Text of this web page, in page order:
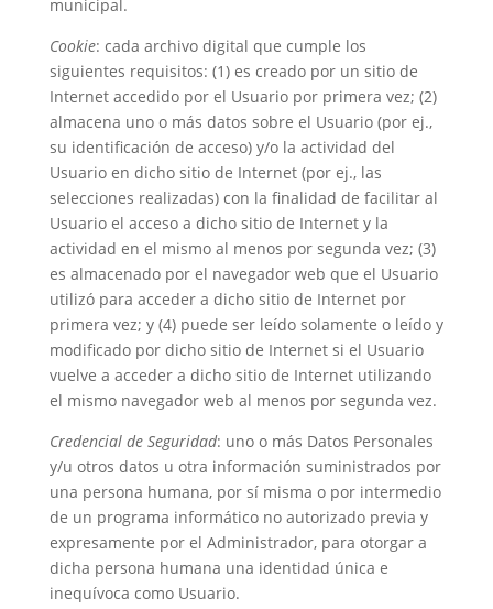
municipal.
Cookie: cada archivo digital que cumple los
siguientes requisitos: (1) es creado por un sitio de
Internet accedido por el Usuario por primera vez; (2)
almacena uno o más datos sobre el Usuario (por ej.,
su identificación de acceso) y/o la actividad del
Usuario en dicho sitio de Internet (por ej., las
selecciones realizadas) con la finalidad de facilitar al
Usuario el acceso a dicho sitio de Internet y la
actividad en el mismo al menos por segunda vez; (3)
es almacenado por el navegador web que el Usuario
utilizó para acceder a dicho sitio de Internet por
primera vez; y (4) puede ser leído solamente o leído y
modificado por dicho sitio de Internet si el Usuario
vuelve a acceder a dicho sitio de Internet utilizando
el mismo navegador web al menos por segunda vez.
Credencial de Seguridad: uno o más Datos Personales
y/u otros datos u otra información suministrados por
una persona humana, por sí misma o por intermedio
de un programa informático no autorizado previa y
expresamente por el Administrador, para otorgar a
dicha persona humana una identidad única e
inequívoca como Usuario.